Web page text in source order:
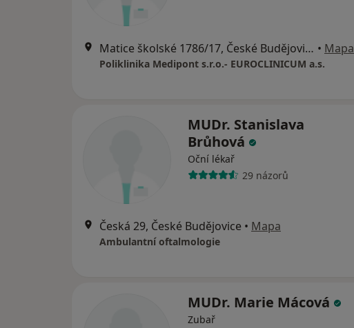
Matice školské 1786/17, České Budějovice • Mapa
Poliklinika Medipont s.r.o.- EUROCLINICUM a.s.
MUDr. Stanislava
Brůhová
Oční lékař
29 názorů
Česká 29, České Budějovice • Mapa
Ambulantní oftalmologie
MUDr. Marie Mácová
Zubař